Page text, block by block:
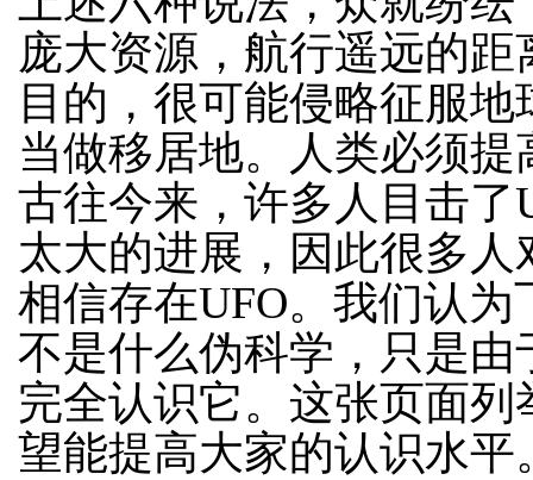
庞大资源，航行遥远的
目的，很可能侵略征服
当做移居地。人类必须
古往今来，许多人目击
太大的进展，因此很多
相信存在UFO。我们认
不是什么伪科学，只是
完全认识它。这张页面
望能提高大家的认识水平